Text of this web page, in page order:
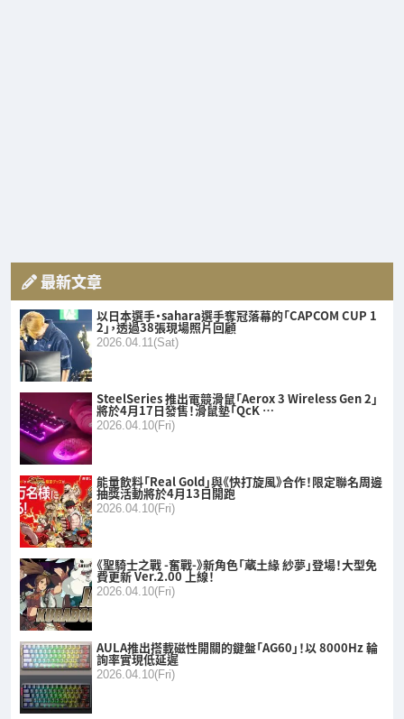
最新文章
以日本選手・sahara選手奪冠落幕的「CAPCOM CUP 1
2」，透過38張現場照片回顧
2026.04.11(Sat)
SteelSeries 推出電競滑鼠「Aerox 3 Wireless Gen 2」
將於4月17日發售！滑鼠墊「QcK …
2026.04.10(Fri)
能量飲料「Real Gold」與《快打旋風》合作！限定聯名周邊
抽獎活動將於4月13日開跑
2026.04.10(Fri)
《聖騎士之戰 -奮戰-》新角色「蔵土緣 紗夢」登場！大型免
費更新 Ver.2.00 上線！
2026.04.10(Fri)
AULA推出搭載磁性開關的鍵盤「AG60」！以 8000Hz 輪
詢率實現低延遲
2026.04.10(Fri)